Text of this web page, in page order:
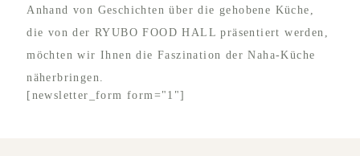
Anhand von Geschichten über die gehobene Küche,
die von der RYUBO FOOD HALL präsentiert werden,
möchten wir Ihnen die Faszination der Naha-Küche
näherbringen.
[newsletter_form form="1"]